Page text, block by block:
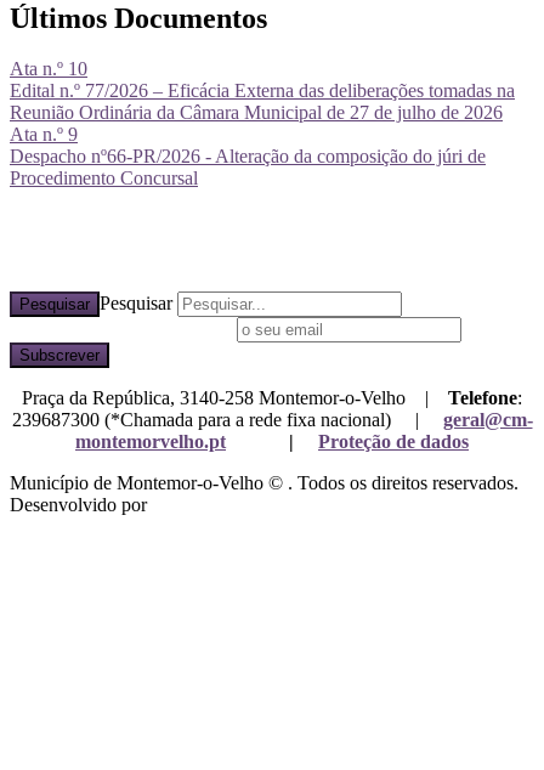
Últimos Documentos
Ata n.º 10
Edital n.º 77/2026 – Eficácia Externa das deliberações tomadas na
Reunião Ordinária da Câmara Municipal de 27 de julho de 2026
Ata n.º 9
Despacho nº66-PR/2026 - Alteração da composição do júri de
Procedimento Concursal
Pesquisar Pesquisar
Praça da República, 3140-258 Montemor-o-Velho | Telefone:
239687300 (*Chamada para a rede fixa nacional) | geral@cm-
montemorvelho.pt
| Proteção de dados
Município de Montemor-o-Velho © . Todos os direitos reservados.
Desenvolvido por